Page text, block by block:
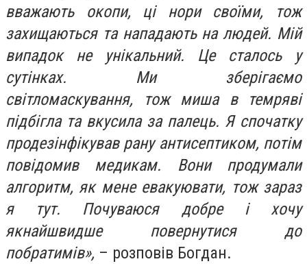
вважають окопи, ці нори своїми, тож
захищаються та нападають на людей. Мій
випадок не унікальний. Це сталось у
сутінках. Ми зберігаємо
світломаскування, тож миша в темряві
підбігла та вкусила за палець. Я спочатку
продезінфікував рану антисептиком, потім
повідомив медикам. Вони продумали
алгоритм, як мене евакуювати, тож зараз
я тут. Почуваюся добре і хочу
якнайшвидше повернутися до
побратимів», – розповів Богдан.